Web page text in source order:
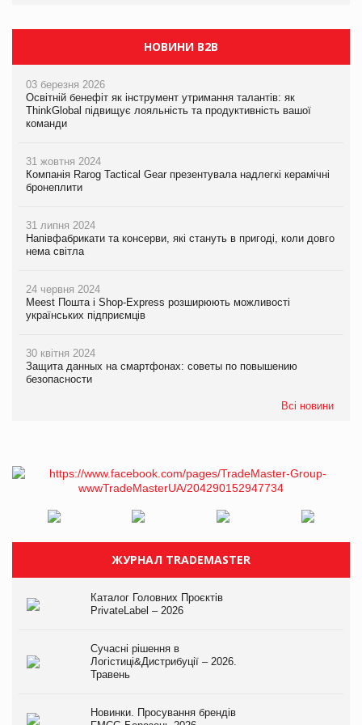
НОВИНИ B2B
03 березня 2026
Освітній бенефіт як інструмент утримання талантів: як
ThinkGlobal підвищує лояльність та продуктивність вашої
команди
31 жовтня 2024
Компанія Rarog Tactical Gear презентувала надлегкі керамічні
бронеплити
31 липня 2024
Напівфабрикати та консерви, які стануть в пригоді, коли довго
нема світла
24 червня 2024
Meest Пошта і Shop-Express розширюють можливості
українських підприємців
30 квітня 2024
Защита данных на смартфонах: советы по повышению
безопасности
Всі новини
ЖУРНАЛ TRADEMASTER
Каталог Головних Проєктів
PrivateLabel – 2026
Сучасні рішення в
Логістиці&Дистрибуції – 2026.
Травень
Новинки. Просування брендів